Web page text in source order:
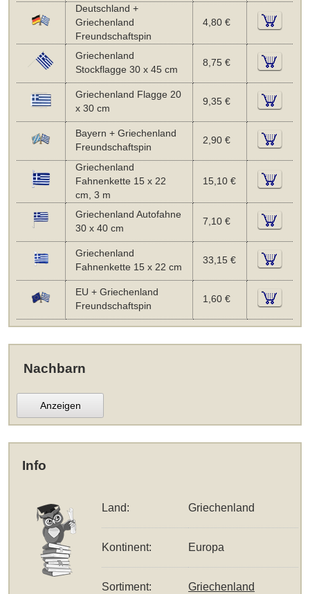
Deutschland +
Griechenland
Freundschaftspin
4,80 €
Griechenland
Stockflagge 30 x 45 cm
8,75 €
Griechenland Flagge 20
x 30 cm
9,35 €
Bayern + Griechenland
Freundschaftspin
2,90 €
Griechenland
Fahnenkette 15 x 22
cm, 3 m
15,10 €
Griechenland Autofahne
30 x 40 cm
7,10 €
Griechenland
Fahnenkette 15 x 22 cm
33,15 €
EU + Griechenland
Freundschaftspin
1,60 €
Nachbarn
Anzeigen
Info
Land: Griechenland
Kontinent: Europa
Sortiment:
Griechenland